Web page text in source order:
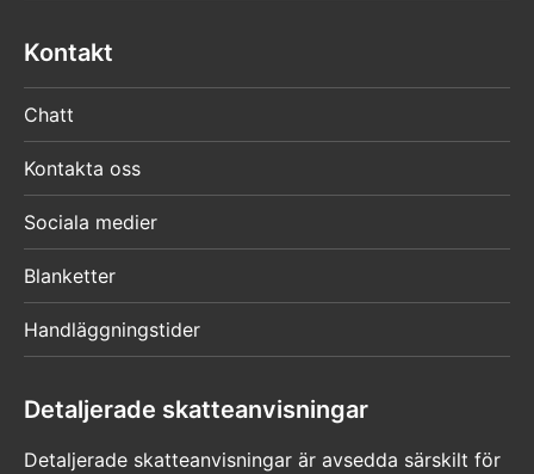
Kontakt
Chatt
Kontakta oss
Sociala medier
Blanketter
Handläggningstider
Detaljerade skatteanvisningar
Detaljerade skatteanvisningar är avsedda särskilt för